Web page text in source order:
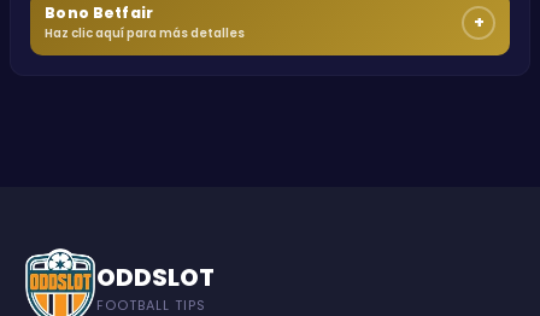
Bono Betfair
Haz clic aquí para más detalles +
ODDSLOT
FOOTBALL TIPS